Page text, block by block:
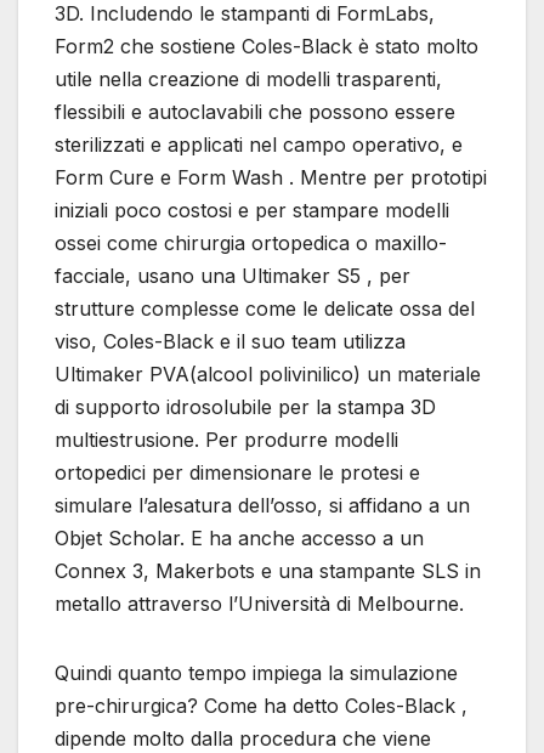
3D. Includendo le stampanti di FormLabs,
Form2 che sostiene Coles-Black è stato molto
utile nella creazione di modelli trasparenti,
flessibili e autoclavabili che possono essere
sterilizzati e applicati nel campo operativo, e
Form Cure e Form Wash . Mentre per prototipi
iniziali poco costosi e per stampare modelli
ossei come chirurgia ortopedica o maxillo-
facciale, usano una Ultimaker S5 , per
strutture complesse come le delicate ossa del
viso, Coles-Black e il suo team utilizza
Ultimaker PVA(alcool polivinilico) un materiale
di supporto idrosolubile per la stampa 3D
multiestrusione. Per produrre modelli
ortopedici per dimensionare le protesi e
simulare l’alesatura dell’osso, si affidano a un
Objet Scholar. E ha anche accesso a un
Connex 3, Makerbots e una stampante SLS in
metallo attraverso l’Università di Melbourne.
Quindi quanto tempo impiega la simulazione
pre-chirurgica? Come ha detto Coles-Black ,
dipende molto dalla procedura che viene